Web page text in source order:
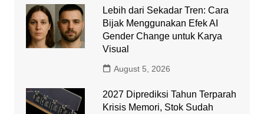
Lebih dari Sekadar Tren: Cara
Bijak Menggunakan Efek AI
Gender Change untuk Karya
Visual
August 5, 2026
2027 Diprediksi Tahun Terparah
Krisis Memori, Stok Sudah